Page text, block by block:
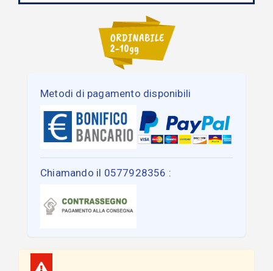
Metodi di pagamento disponibili
Chiamando il 0577928356 :